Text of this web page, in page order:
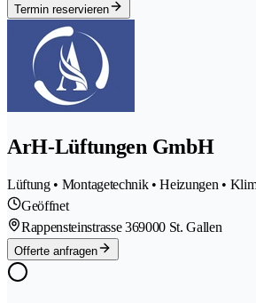
Termin reservieren
ArH-Lüftungen GmbH
Lüftung • Montagetechnik • Heizungen •
Geöffnet
Rappensteinstrasse 369000 St. Gallen
Offerte anfragen